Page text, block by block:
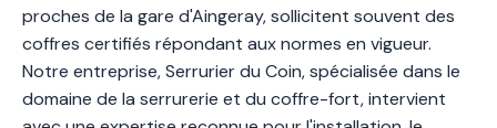
proches de la gare d'Aingeray, sollicitent souvent des
coffres certifiés répondant aux normes en vigueur.
Notre entreprise, Serrurier du Coin, spécialisée dans le
domaine de la serrurerie et du coffre-fort, intervient